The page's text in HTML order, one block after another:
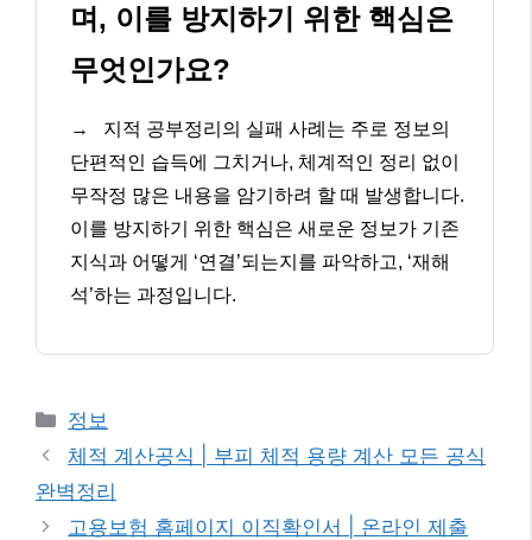
며, 이를 방지하기 위한 핵심은
무엇인가요?
→
지적 공부정리의 실패 사례는 주로 정보의
단편적인 습득에 그치거나, 체계적인 정리 없이
무작정 많은 내용을 암기하려 할 때 발생합니다.
이를 방지하기 위한 핵심은 새로운 정보가 기존
지식과 어떻게 ‘연결’되는지를 파악하고, ‘재해
석’하는 과정입니다.
카
테
고
리
정보
체적 계산공식 | 부피 체적 용량 계산 모든 공식
완벽정리
고용보험 홈페이지 이직확인서 | 온라인 제출